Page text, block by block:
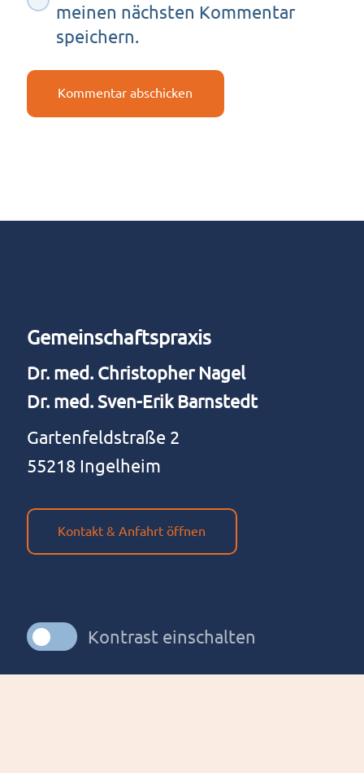
meinen nächsten Kommentar
speichern.
Kommentar abschicken
Gemein­schafts­pra­xis
Dr. med. Chris­to­pher Nagel
Dr. med. Sven-Erik Barnstedt
Gar­ten­feld­stra­ße 2
55218 Ingelheim
Kontakt & Anfahrt öffnen
Kontrast einschalten